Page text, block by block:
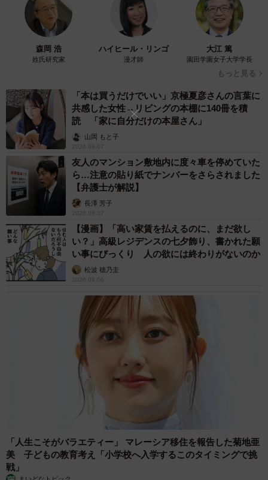
森岡 浩
姓氏研究家
ハイヒール・リンゴ
漫才師
大江 篤
園田学園女子大学学長
もっと見る
「本は買うだけでいい」京極夏彦さんの言葉に
共感した女性→リビングの本棚に140冊を積
読 「家に自分だけの本屋さん」
山岡 もと子
2026.08.07
友人のマンション敷地内に度々車を停めていた
ら…注意の貼り紙でナンバーをさらされました
【弁護士が解説】
長澤 芳子
2026.08.07
【漫画】「高い家賃を払えるのに、まだ欲し
い？」高級レジデンスの七夕飾り、書かれた願
い事にびっくり 人の欲には終わりがないのか
松波 穂乃圭
2026.08.06
「人生こそがバラエティー」 マレーシア移住を報告した菊地亜
美 子どもの教育考え「小学校へ入学するこのタイミングで挑
戦」
まいどなトピック